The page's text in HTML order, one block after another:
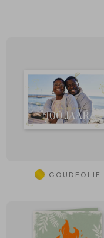
GOUDFOLIE